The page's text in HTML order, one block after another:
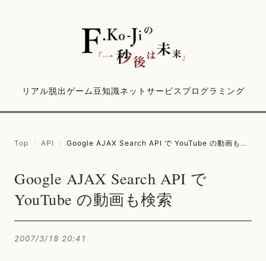
リアル脱出ゲーム豆知識ネットサービス プログラミング
Top / API / Google AJAX Search API で YouTube の動画も検索
Google AJAX Search API で
YouTube の動画も検索
2007/3/18 20:41